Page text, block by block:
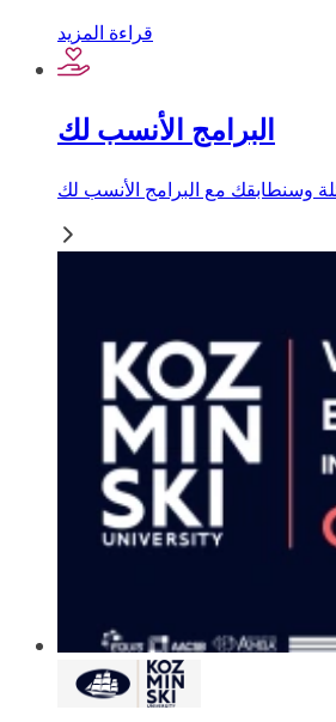
قراءة المزيد
البرامج الأنسب لك